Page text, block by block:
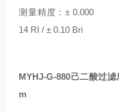
测量精度：± 0.000
14 RI / ± 0.10 Bri
MYHJ-G-880己二酸过
m